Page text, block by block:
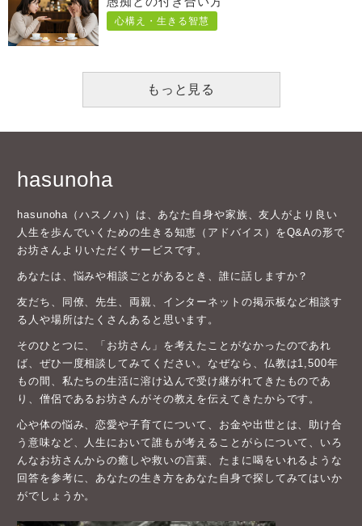
心構え・生きる智慧
もっと見る
hasunoha
hasunoha（ハスノハ）は、あなた自身や家族、友人がより良い
人生を歩んでいくための生きる知恵（アドバイス）をQ&Aの形で
お坊さんよりいただくサービスです。
あなたは、悩みや相談ごとがあるとき、誰に話しますか？
友だち、同僚、先生、両親、インターネットの掲示板など相談す
る人や場所はたくさんあると思います。
そのひとつに、「お坊さん」を考えたことがなかったのであれ
ば、ぜひ一度相談してみてください。なぜなら、仏教は1,500年
もの間、私たちの生活に溶け込んで受け継がれてきたものであ
り、僧侶であるお坊さんがその教えを伝えてきたからです。
心や体の悩み、恋愛や子育てについて、お金や出世とは、助け合
う意味など、人生において誰もが考えることがらについて、いろ
んなお坊さんからの癒しや救いの言葉、たまに喝をいれるような
回答を参考に、あなたの生き方をあなた自身で探してみてはいか
がでしょうか。